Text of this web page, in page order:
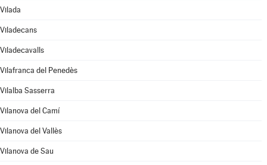
Vilada
Viladecans
Viladecavalls
Vilafranca del Penedès
Vilalba Sasserra
Vilanova del Camí
Vilanova del Vallès
Vilanova de Sau